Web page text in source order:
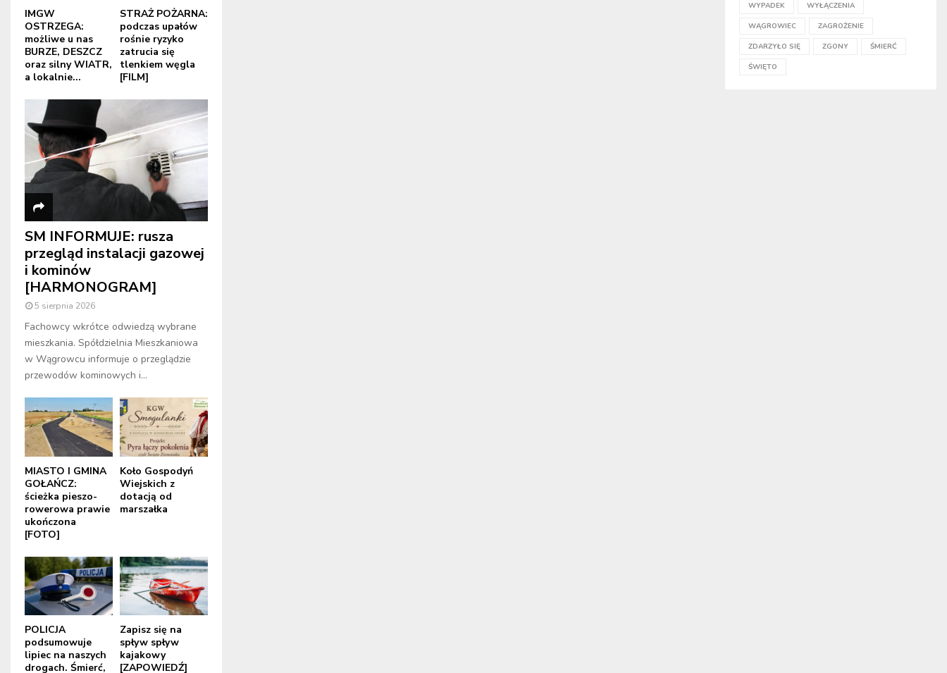
IMGW
OSTRZEGA:
możliwe u nas
BURZE, DESZCZ
oraz silny WIATR,
a lokalnie...
STRAŻ POŻARNA:
podczas upałów
rośnie ryzyko
zatrucia się
tlenkiem węgla
[FILM]
SM INFORMUJE: rusza
przegląd instalacji gazowej
i kominów
[HARMONOGRAM]
5 sierpnia 2026
Fachowcy wkrótce odwiedzą wybrane
mieszkania. Spółdzielnia Mieszkaniowa
w Wągrowcu informuje o przeglądzie
przewodów kominowych i...
MIASTO I GMINA
GOŁAŃCZ:
ścieżka pieszo-
rowerowa prawie
ukończona
[FOTO]
Koło Gospodyń
Wiejskich z
dotacją od
marszałka
POLICJA
podsumowuje
lipiec na naszych
drogach. Śmierć,
Zapisz się na
spływ spływ
kajakowy
[ZAPOWIEDŹ]
WYPADEK WYŁĄCZENIA
WĄGROWIEC ZAGROŻENIE
ZDARZYŁO SIĘ ZGONY ŚMIERĆ
ŚWIĘTO